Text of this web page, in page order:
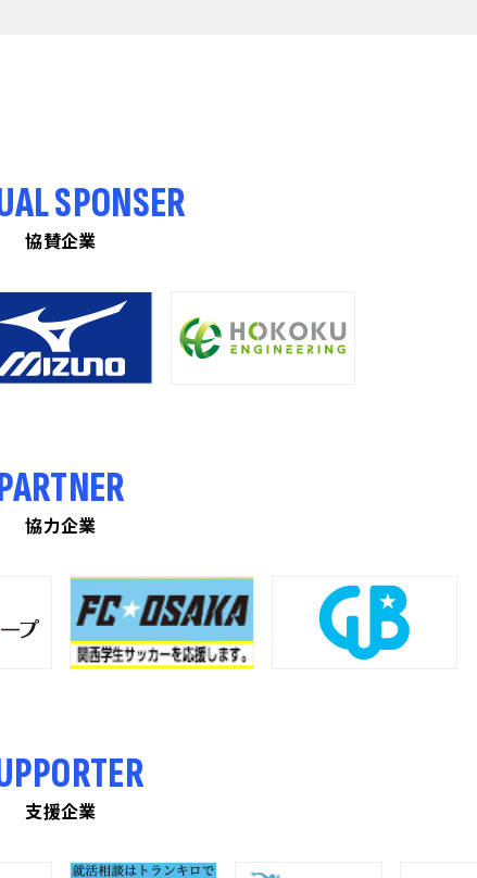
SPONSER
協賛企業
協力企業
支援企業